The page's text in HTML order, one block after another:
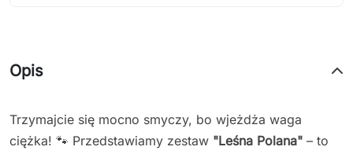
Opis
Trzymajcie się mocno smyczy, bo wjeżdża waga
ciężka! 🐾 Przedstawiamy zestaw "Leśna Polana" – to